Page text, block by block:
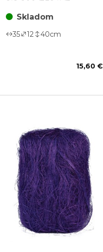
Skladom
35 12 40cm
15,60 €